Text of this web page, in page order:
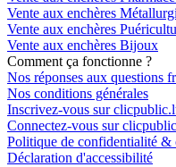
Vente aux enchères
Vente aux enchères
Vente aux enchères Bijoux
Comment ça fonctionne ?
Nos réponses aux questions
Nos conditions générales
Inscrivez-vous sur
Connectez-vous sur
Politique de confidentialité &
Déclaration d'accessibilité